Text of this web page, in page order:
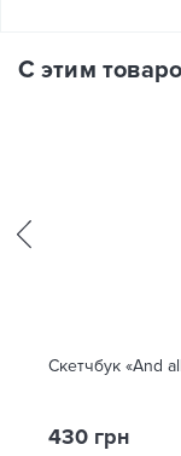
С этим
Скетчбук «And
430 грн